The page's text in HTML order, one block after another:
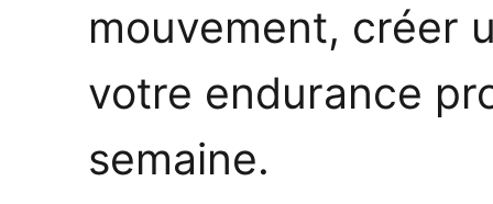
mouvement, créer
votre endurance
semaine.